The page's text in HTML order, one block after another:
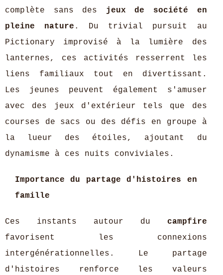
complète sans des jeux de société en
pleine nature . Du trivial pursuit au
Pictionary improvisé à la lumière des
lanternes, ces activités resserrent les
liens familiaux tout en divertissant.
Les jeunes peuvent également s'amuser
avec des jeux d'extérieur tels que des
courses de sacs ou des défis en groupe à
la lueur des étoiles, ajoutant du
dynamisme à ces nuits conviviales.
Importance du partage d'histoires en
famille
Ces instants autour du campfire
favorisent les connexions
intergénérationnelles. Le partage
d'histoires renforce les valeurs